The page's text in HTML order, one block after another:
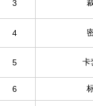
3
4
5 卡
6